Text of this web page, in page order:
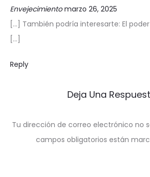
Envejecimiento marzo 26, 2025
[…] También podría interesarte: El
[…]
Reply
Deja Una
Tu dirección de correo electrónico no
campos obligatorios están